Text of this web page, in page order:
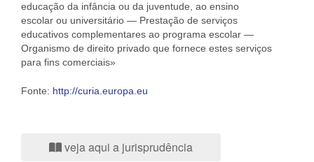
educação da infância ou da juventude, ao ensino
escolar ou universitário — Prestação de serviços
educativos complementares ao programa escolar —
Organismo de direito privado que fornece estes serviços
para fins comerciais»
Fonte: http://curia.europa.eu
veja aqui a jurisprudência